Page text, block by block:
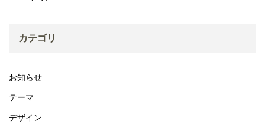
カテゴリ
お知らせ
テーマ
デザイン